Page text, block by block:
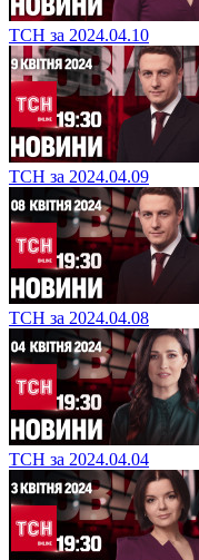
ТСН за 2024.04.10
ТСН за 2024.04.09
ТСН за 2024.04.08
ТСН за 2024.04.04